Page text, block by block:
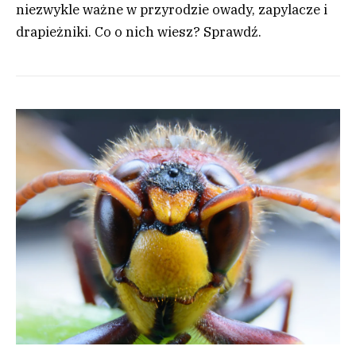
niezwykle ważne w przyrodzie owady, zapylacze i
drapieżniki. Co o nich wiesz? Sprawdź.